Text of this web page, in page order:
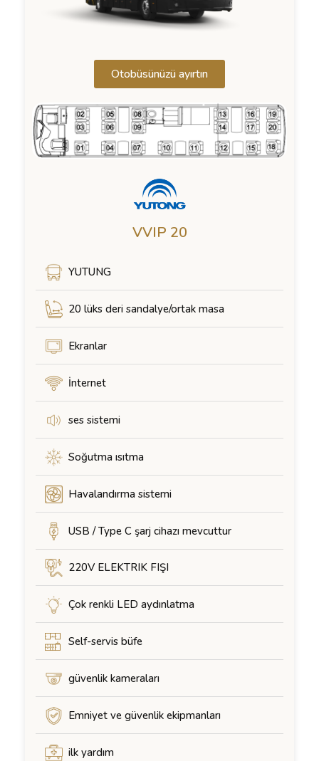
VVIP 20
YUTUNG
20 lüks deri sandalye/ortak masa
Ekranlar
İnternet
ses sistemi
Soğutma ısıtma
Havalandırma sistemi
USB / Type C şarj cihazı mevcuttur
220V ELEKTRIK FIŞI
Çok renkli LED aydınlatma
Self-servis büfe
güvenlik kameraları
Emniyet ve güvenlik ekipmanları
ilk yardım
Otobüsünüzü ayırtın